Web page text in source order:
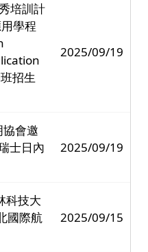
培訓計
學程
招生
2025/09/19
協會邀
士日內
2025/09/19
科技大
國際航
2025/09/15